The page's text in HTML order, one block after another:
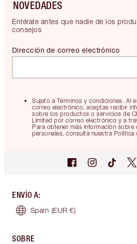
NOVEDADES
Entérate antes que nadie de los
consejos
Sujeto a Términos y condiciones. Al
correo electrónico, aceptas recibir
sobre los productos o servicios de
Limited por correo electrónico y a
Para obtener más información
personales, consulta nuestra Política
Dirección de correo electrónico
ENVÍO A:
Spain (EUR €)
SOBRE